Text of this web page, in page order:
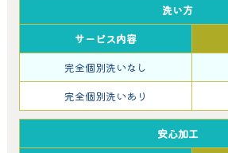
洗い方
サービス内容
完全個別洗いなし
完全個別洗いあり
安心加工